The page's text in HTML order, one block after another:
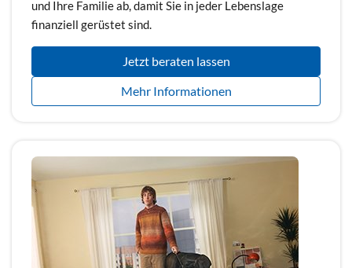
und Ihre Familie ab, damit Sie in jeder Lebenslage
finanziell gerüstet sind.
Jetzt beraten lassen
Mehr Informationen